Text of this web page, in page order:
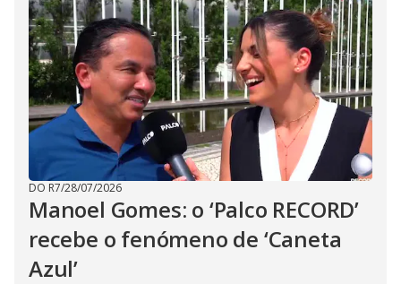
DO R7/28/07/2026
Manoel Gomes: o ‘Palco RECORD’
recebe o fenómeno de ‘Caneta
Azul’